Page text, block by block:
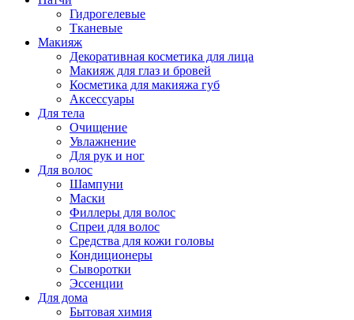
Гидрогелевые
Тканевые
Макияж
Декоративная косметика для лица
Макияж для глаз и бровей
Косметика для макияжа губ
Аксессуары
Для тела
Очищение
Увлажнение
Для рук и ног
Для волос
Шампуни
Маски
Филлеры для волос
Спреи для волос
Средства для кожи головы
Кондиционеры
Сыворотки
Эссенции
Для дома
Бытовая химия